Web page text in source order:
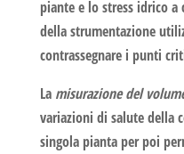
piante e lo stress idrico a
della strumentazione
contrassegnare i punti
La misurazione del
variazioni di salute della
singola pianta per poi